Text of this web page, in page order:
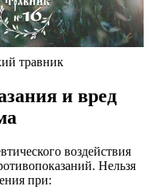
травник
и вред
воздействия
Нельзя
при: